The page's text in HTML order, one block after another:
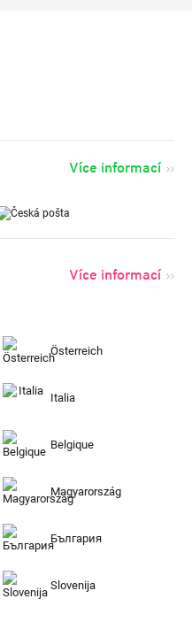
Více informací
Více informací
Österreich
Italia
Belgique
Magyarország
България
Slovenija